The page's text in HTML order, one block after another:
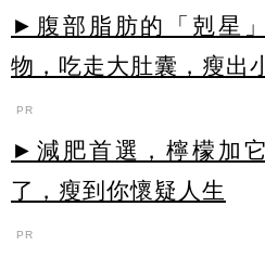
►腹部脂肪的「剋星
物，吃走大肚囊，瘦出
PR
►減肥首選，檸檬加
了，瘦到你懷疑人生
PR